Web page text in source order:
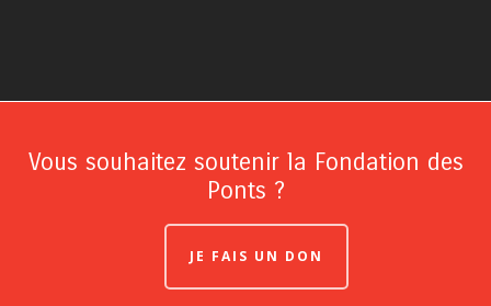
Vous souhaitez soutenir la Fondation des
Ponts ?
JE FAIS UN DON